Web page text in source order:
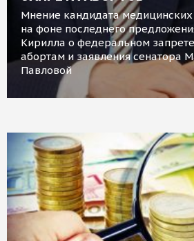
Мнение кандидата медицинских
на фоне последнего
Кирилла о федеральном
абортам и заявления сенатора
Павловой